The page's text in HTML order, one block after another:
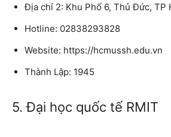
Địa chỉ 2: Khu Phố 6, Thủ Đức, TP
Hotline: 02838293828
Website: https://hcmussh.edu.vn
Thành Lập: 1945
5. Đại học quốc tế RMIT